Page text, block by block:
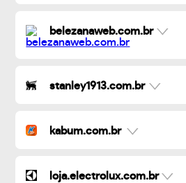
belezanaweb.com.br
stanley1913.com.br
kabum.com.br
loja.electrolux.com.br